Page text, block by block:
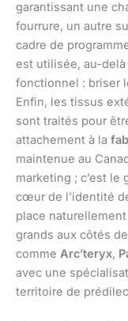
garantissant une
fourrure, un autre
cadre de
est utilisée, au-delà
fonctionnel : briser
Enfin, les tissus
sont traités pour
attachement à la
maintenue au
marketing ; c’est le
cœur de l’identité
place naturellement
grands aux côtés
comme Arc’teryx,
avec une
territoire de